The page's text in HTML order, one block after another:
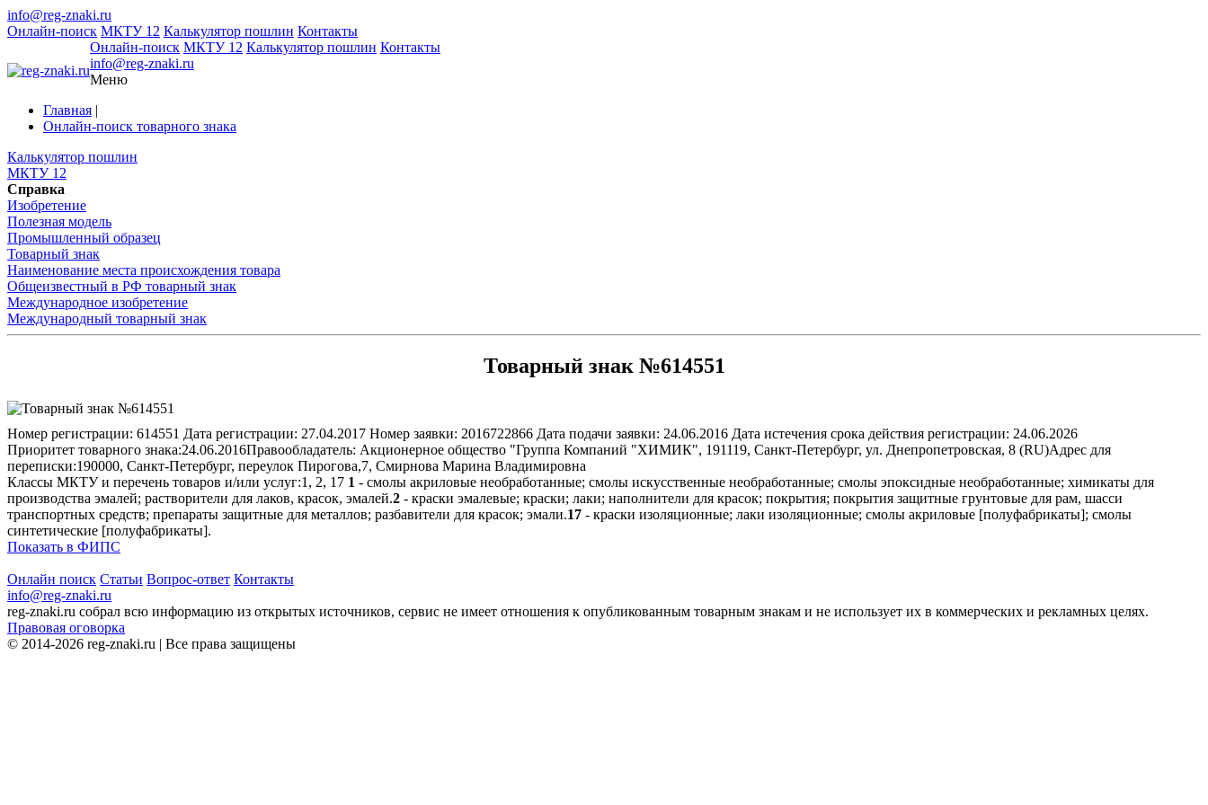
info@reg-znaki.ru
Онлайн-поиск МКТУ 12 Калькулятор пошлин Контакты
Онлайн-поиск МКТУ 12 Калькулятор пошлин Контакты
info@reg-znaki.ru
Меню
Главная |
Онлайн-поиск товарного знака
Калькулятор пошлин
МКТУ 12
Справка
Изобретение
Полезная модель
Промышленный образец
Товарный знак
Наименование места происхождения товара
Общеизвестный в РФ товарный знак
Международное изобретение
Международный товарный знак
Товарный знак №614551
Номер регистрации: 614551 Дата регистрации: 27.04.2017 Номер заявки: 2016722866 Дата подачи заявки: 24.06.2016 Дата истечения срока действия регистрации: 24.06.2026
Приоритет товарного знака:24.06.2016Правообладатель: Акционерное общество "Группа Компаний "ХИМИК", 191119, Санкт-Петербург, ул. Днепропетровская, 8 (RU)Адрес для
переписки:190000, Санкт-Петербург, переулок Пирогова,7, Смирнова Марина Владимировна
Классы МКТУ и перечень товаров и/или услуг:1, 2, 17 1 - смолы акриловые необработанные; смолы искусственные необработанные; смолы эпоксидные необработанные; химикаты для
производства эмалей; растворители для лаков, красок, эмалей.2 - краски эмалевые; краски; лаки; наполнители для красок; покрытия; покрытия защитные грунтовые для рам, шасси
транспортных средств; препараты защитные для металлов; разбавители для красок; эмали.17 - краски изоляционные; лаки изоляционные; смолы акриловые [полуфабрикаты]; смолы
синтетические [полуфабрикаты].
Показать в ФИПС
Онлайн поиск Статьи Вопрос-ответ Контакты
info@reg-znaki.ru
reg-znaki.ru собрал всю информацию из открытых источников, сервис не имеет отношения к опубликованным товарным знакам и не использует их в коммерческих и рекламных целях.
Правовая оговорка
© 2014-2026 reg-znaki.ru | Все права защищены